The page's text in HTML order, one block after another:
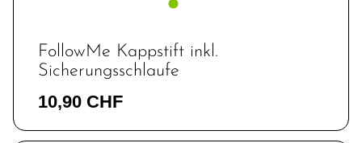
FollowMe Kappstift inkl.
Sicherungsschlaufe
10,90 CHF